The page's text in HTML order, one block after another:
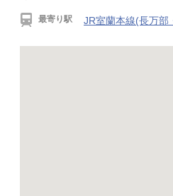
最寄り駅 JR室蘭本線(長万部